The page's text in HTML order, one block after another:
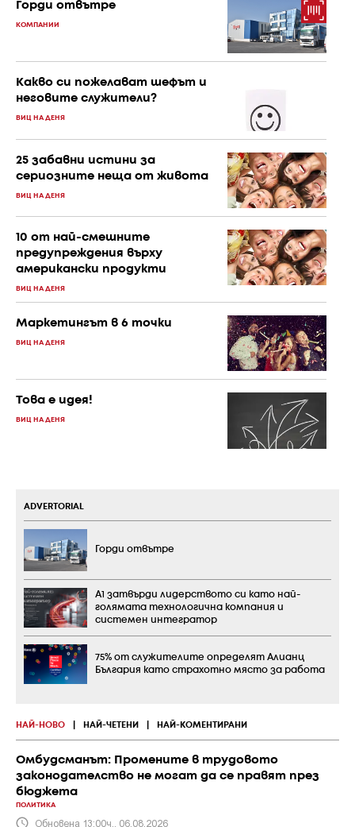
Горди отвътре
КОМПАНИИ
Какво си пожелават шефът и
неговите служители?
ВИЦ НА ДЕНЯ
25 забавни истини за
сериозните неща от живота
ВИЦ НА ДЕНЯ
10 от най-смешните
предупреждения върху
американски продукти
ВИЦ НА ДЕНЯ
Маркетингът в 6 точки
ВИЦ НА ДЕНЯ
Това е идея!
ВИЦ НА ДЕНЯ
НАЙ-НОВО НАЙ-ЧЕТЕНИ НАЙ-КОМЕНТИРАНИ
Омбудсманът: Промените в трудовото
законодателство не могат да се правят през
бюджета
ПОЛИТИКА
Обновена 13:00ч., 06.08.2026
ADVERTORIAL
Горди отвътре
А1 затвърди лидерството си като най-
голямата технологична компания и
системен интегратор
75% от служителите определят Алианц
България като страхотно място за работа